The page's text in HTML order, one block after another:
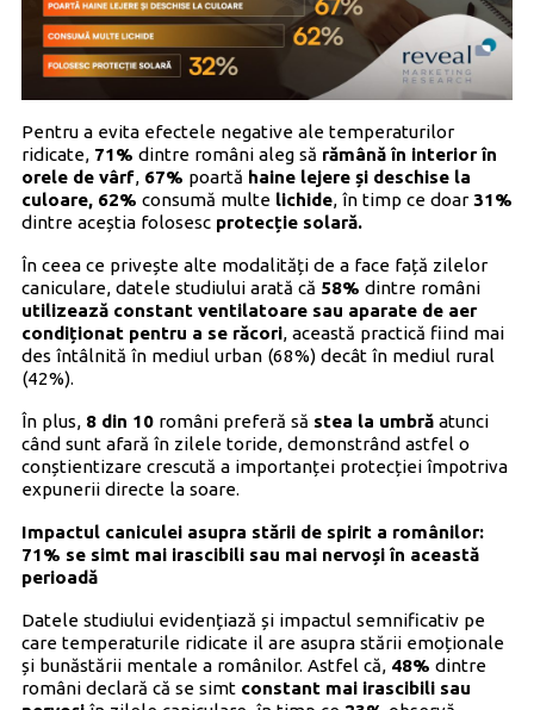
Pentru a evita efectele negative ale temperaturilor
ridicate, 71% dintre români aleg să rămână în interior în
orele de vârf, 67% poartă haine lejere și deschise la
culoare, 62% consumă multe lichide, în timp ce doar31%
dintre aceștia folosesc protecție solară.
În ceea ce privește alte modalități de a face față zilelor
caniculare, datele studiului arată că 58% dintre români
utilizează constant ventilatoare sau aparate de aer
condiționat pentru a se răcori, această practică fiind mai
des întâlnită în mediul urban (68%) decât în mediul rural
(42%).
În plus, 8 din 10români preferă să stea la umbrăatunci
când sunt afară în zilele toride, demonstrând astfel o
conștientizare crescută a importanței protecției împotriva
expunerii directe la soare.
Impactul caniculei asupra stării de spirit a românilor:
71% se simt mai irascibili sau mai nervoși în această
perioadă
Datele studiului evidențiază și impactul semnificativ pe
care temperaturile ridicate il are asupra stării emoționale
și bunăstării mentale a românilor. Astfel că, 48% dintre
români declară că se simt constant mai irascibili sau